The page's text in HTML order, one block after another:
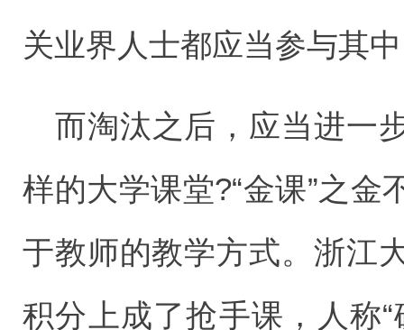
关业界人士都应当参与其
而淘汰之后，应当进一
样的大学课堂?“金课”之
于教师的教学方式。浙江
积分上成了抢手课，人称